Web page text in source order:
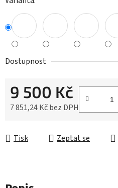
Dostupnost
9 500 Kč
7 851,24 Kč bez DPH
Tisk Zeptat se